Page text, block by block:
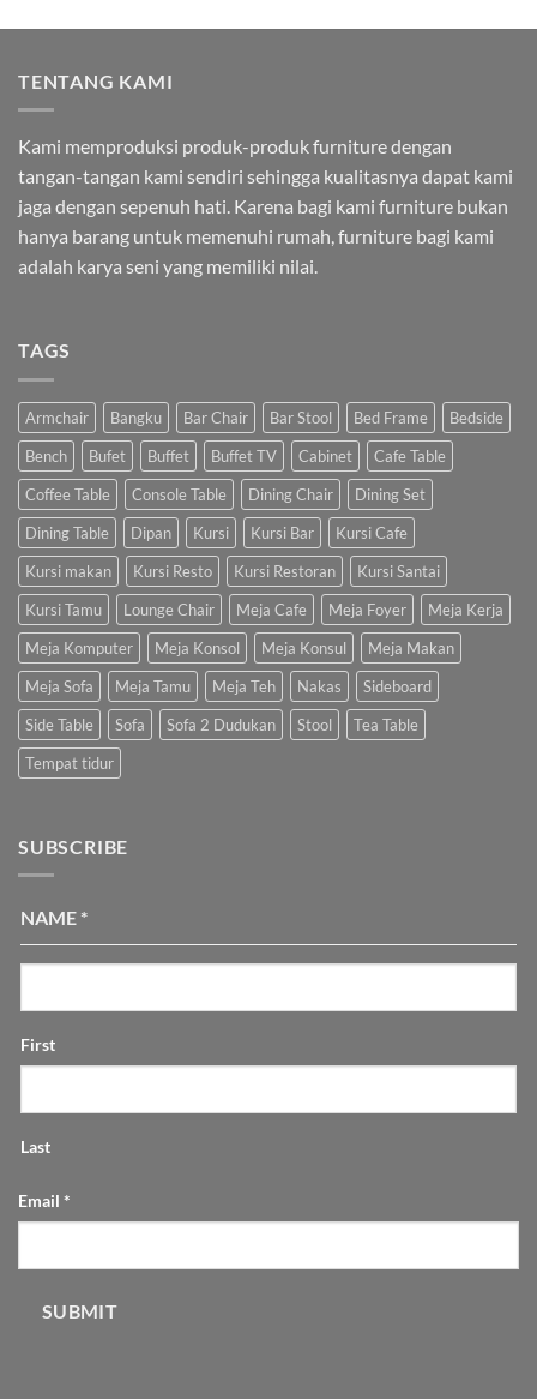
TENTANG KAMI
Kami memproduksi produk-produk furniture dengan
tangan-tangan kami sendiri sehingga kualitasnya dapat kami
jaga dengan sepenuh hati. Karena bagi kami furniture bukan
hanya barang untuk memenuhi rumah, furniture bagi kami
adalah karya seni yang memiliki nilai.
TAGS
Armchair Bangku Bar Chair Bar Stool Bed Frame
Bedside
Bench
Bufet Buffet Buffet TV Cabinet
Cafe Table
Coffee Table
Console Table Dining Chair
Dining Set
Dining Table
Dipan Kursi Kursi Bar
Kursi Cafe
Kursi makan
Kursi Resto Kursi Restoran
Kursi Santai
Kursi Tamu
Lounge Chair Meja Cafe Meja Foyer
Meja Kerja
Meja Komputer
Meja Konsol Meja Konsul
Meja Makan
Meja Sofa
Meja Tamu Meja Teh Nakas
Sideboard
Side Table
Sofa Sofa 2 Dudukan Stool
Tea Table
Tempat tidur
SUBSCRIBE
NAME *
First
Last
Email *
SUBMIT